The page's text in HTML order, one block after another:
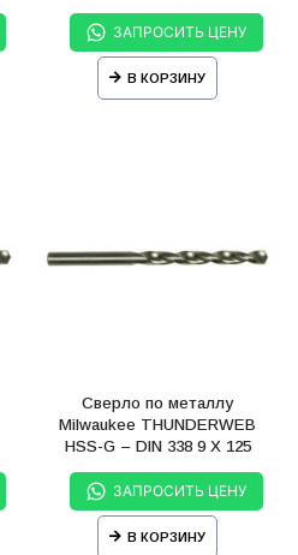
ЗАПРОСИТЬ ЦЕНУ
В КОРЗИНУ
Сверло по металлу
Milwaukee THUNDERWEB
HSS-G – DIN 338 9 X 125
ЗАПРОСИТЬ ЦЕНУ
В КОРЗИНУ